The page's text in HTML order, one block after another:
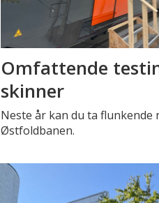
Omfattende
skinner
Neste år kan du ta flunkende
Østfoldbanen.